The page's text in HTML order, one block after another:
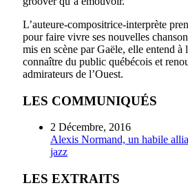
L’auteure-compositrice-interprète
pour faire vivre ses nouvelles
mis en scène par Gaële, elle entend à
connaître du public québécois et
admirateurs de l’Ouest.
LES COMMUNIQUÉS
2 Décembre, 2016
Alexis Normand, un habile
jazz
LES EXTRAITS